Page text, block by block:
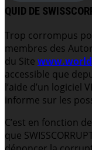
QUID DE
Trop corrompus
membres des
du Site
accessible que
l’aide d’un logiciel
informe sur les
C’est en fonction
que